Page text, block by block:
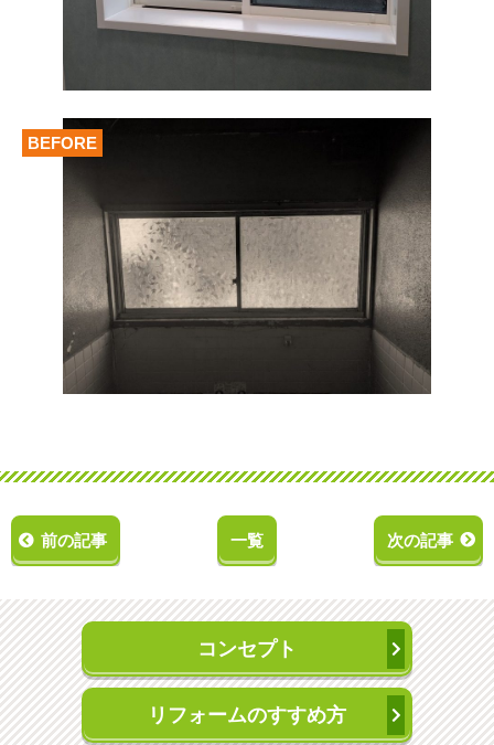
BEFORE
前の記事 一覧 次の記事
コンセプト
リフォームのすすめ方